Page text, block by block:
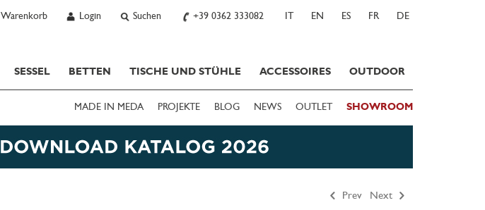
Warenkorb Login Suchen +39 0362 333082 IT EN ES FR DE
SESSEL BETTEN TISCHE UND STÜHLE ACCESSOIRES OUTDOOR
MADE IN MEDA PROJEKTE BLOG NEWS OUTLET SHOWROOM
Prev Next